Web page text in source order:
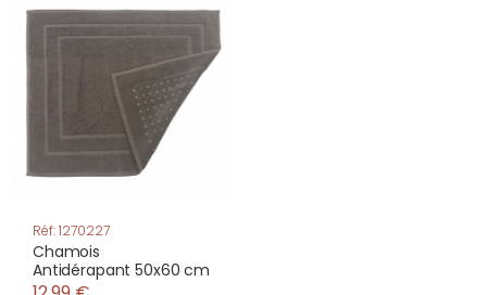
Réf: 1270227
Chamois
Antidérapant 50x60 cm